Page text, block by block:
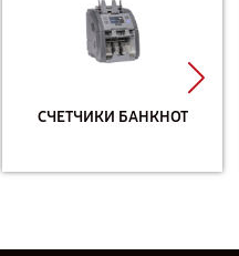
СЧЕТЧИКИ БАНКНОТ